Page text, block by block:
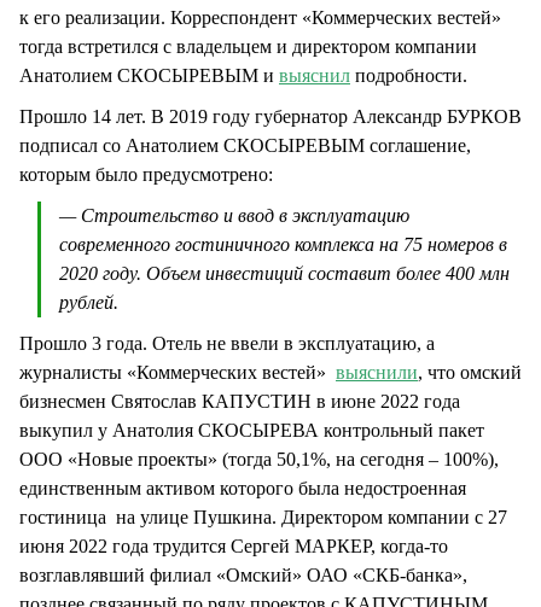
к его реализации. Корреспондент «Коммерческих вестей»
тогда встретился с владельцем и директором компании
Анатолием СКОСЫРЕВЫМ и выяснил подробности.
Прошло 14 лет. В 2019 году губернатор Александр БУРКОВ
подписал со Анатолием СКОСЫРЕВЫМ соглашение,
которым было предусмотрено:
— Строительство и ввод в эксплуатацию
современного гостиничного комплекса на 75 номеров в
2020 году. Объем инвестиций составит более 400 млн
рублей.
Прошло 3 года. Отель не ввели в эксплуатацию, а
журналисты «Коммерческих вестей» выяснили, что омский
бизнесмен Святослав КАПУСТИН в июне 2022 года
выкупил у Анатолия СКОСЫРЕВА контрольный пакет
ООО «Новые проекты» (тогда 50,1%, на сегодня – 100%),
единственным активом которого была недостроенная
гостиница на улице Пушкина. Директором компании с 27
июня 2022 года трудится Сергей МАРКЕР, когда-то
возглавлявший филиал «Омский» ОАО «СКБ-банка»,